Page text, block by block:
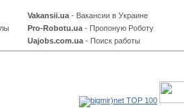
Vakansii.ua - Вакансии в Украине
Pro-Robotu.ua - Пропоную Роботу
Uajobs.com.ua - Поиск работы